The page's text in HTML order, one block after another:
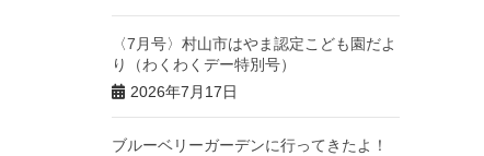
〈7月号〉村山市はやま認定こども園だよ
り（わくわくデー特別号）
2026年7月17日
ブルーベリーガーデンに行ってきたよ！